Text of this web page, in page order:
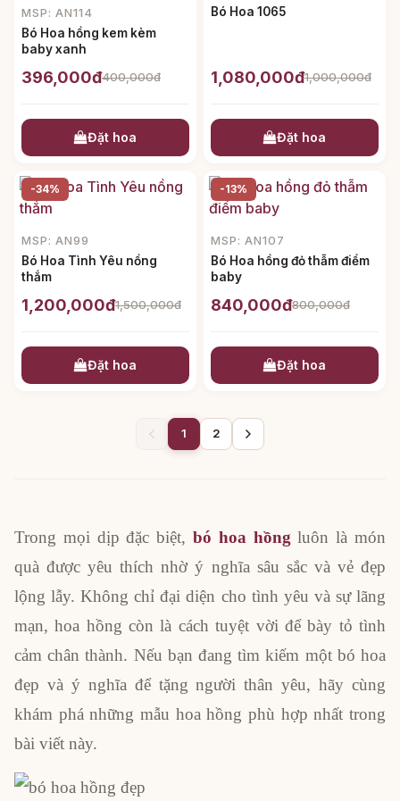
MSP: AN114
Bó Hoa hồng kem kèm
baby xanh
396,000đ400,000đ
Đặt hoa
Bó Hoa 1065
1,080,000đ1,000,000đ
Đặt hoa
-34%
MSP: AN99
Bó Hoa Tình Yêu nồng
thắm
1,200,000đ1,500,000đ
Đặt hoa
-13%
MSP: AN107
Bó Hoa hồng đỏ thẫm điểm
baby
840,000đ800,000đ
Đặt hoa
1 2
Trong mọi dịp đặc biệt, bó hoa hồng luôn là món
quà được yêu thích nhờ ý nghĩa sâu sắc và vẻ đẹp
lộng lẫy. Không chỉ đại diện cho tình yêu và sự lãng
mạn, hoa hồng còn là cách tuyệt vời để bày tỏ tình
cảm chân thành. Nếu bạn đang tìm kiếm một bó hoa
đẹp và ý nghĩa để tặng người thân yêu, hãy cùng
khám phá những mẫu hoa hồng phù hợp nhất trong
bài viết này.